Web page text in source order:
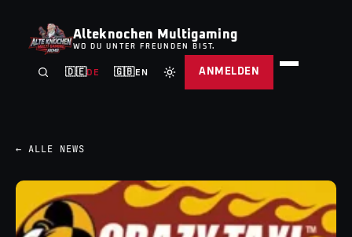
Alteknochen Multigaming
WO DU UNTER FREUNDEN BIST.
🇩🇪DE 🇬🇧EN ANMELDEN
← ALLE NEWS